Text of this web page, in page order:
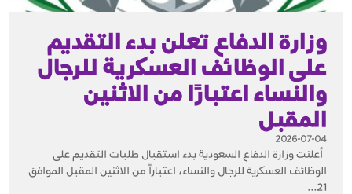
وزارة الدفاع تعلن بدء التقديم
على الوظائف العسكرية للرجال
والنساء اعتبارًا من الاثنين
المقبل
2026-07-04
أعلنت وزارة الدفاع السعودية بدء استقبال طلبات التقديم على
الوظائف العسكرية للرجال والنساء، اعتباراً من الاثنين المقبل الموافق
21...